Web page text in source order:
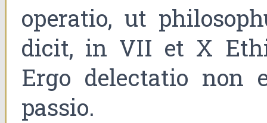
operatio, ut
dicit, in VII et X
Ergo delectatio non
passio.